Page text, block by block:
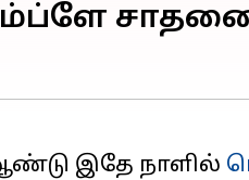
இதே நாளில்